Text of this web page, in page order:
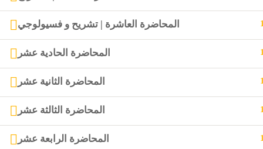
المحاضرة العاشرة | تشريح و فسيولوجي 1
المحاضرة الحادية عشر 1
المحاضرة الثانية عشر 1
المحاضرة الثالثة عشر 1
المحاضرة الرابعة عشر 1